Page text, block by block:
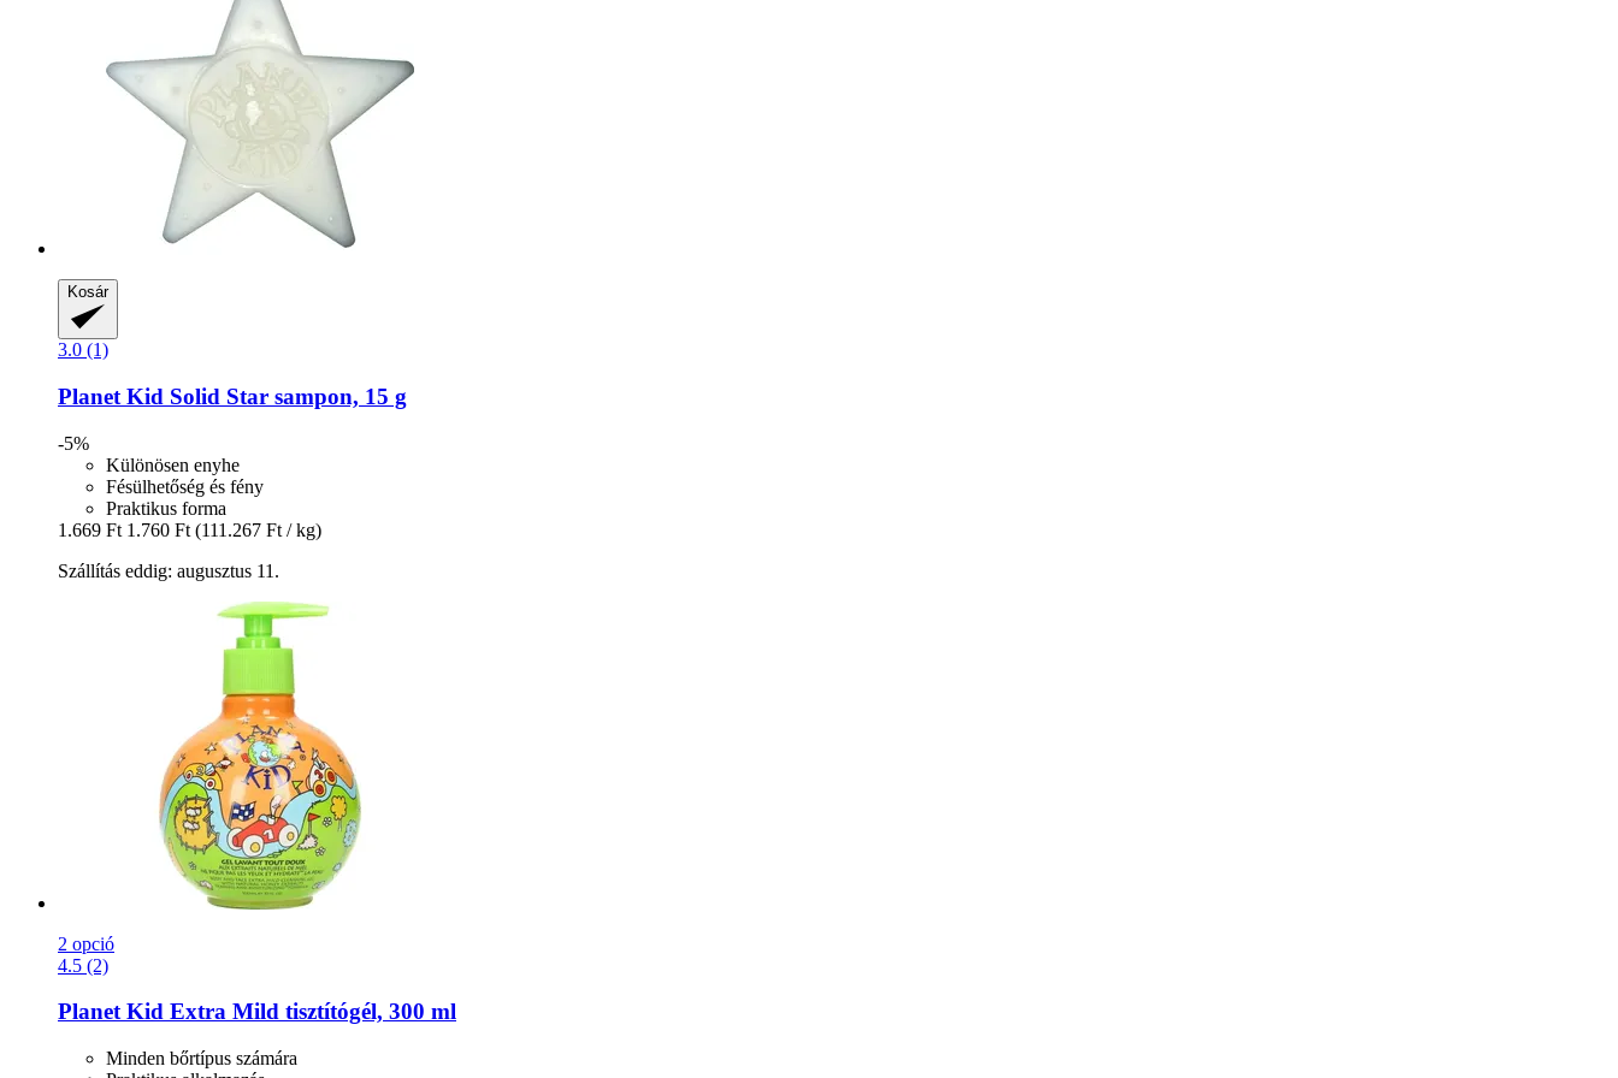
Kosár
3.0 (1)
Planet Kid Solid Star sampon, 15 g
-5%
Különösen enyhe
Fésülhetőség és fény
Praktikus forma
1.669 Ft 1.760 Ft (111.267 Ft / kg)
Szállítás eddig: augusztus 11.
2 opció
4.5 (2)
Planet Kid Extra Mild tisztítógél, 300 ml
Minden bőrtípus számára